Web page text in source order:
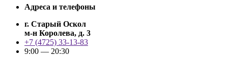
Адреса и телефоны
г. Старый Оскол
м-н Королева, д. 3
+7 (4725) 33-13-83
9:00 — 20:30